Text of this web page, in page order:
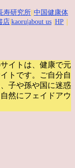
寿研究所 中国健康体
店 kaoru |about us HP
イトは、健康で元
トです。
ご自分自
子や孫や国に迷惑
然にフェイドアウ